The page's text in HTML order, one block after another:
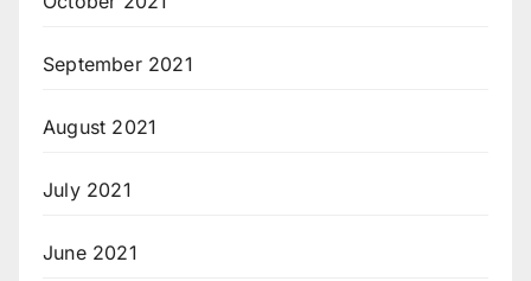
September 2021
August 2021
July 2021
June 2021